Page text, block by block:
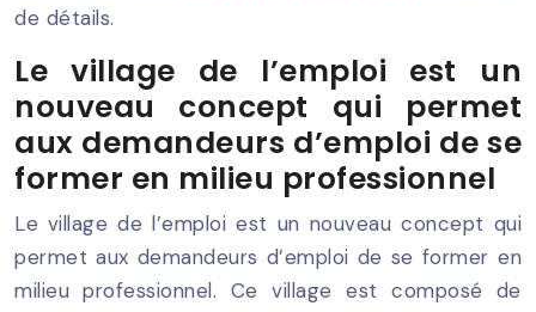
de détails.
Le village de l’emploi est un
nouveau concept qui permet
aux demandeurs d’emploi de se
former en milieu professionnel
Le village de l’emploi est un nouveau concept qui
permet aux demandeurs d’emploi de se former en
milieu professionnel. Ce village est composé de